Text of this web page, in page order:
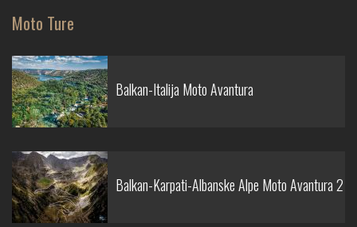
Moto Ture
Balkan-Italija Moto Avantura
Balkan-Karpati-Albanske Alpe Moto Avantura 2